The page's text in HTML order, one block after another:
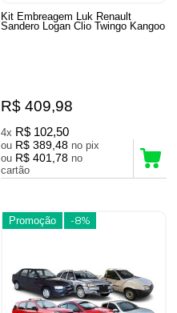
Kit Embreagem Luk Renault
Sandero Logan Clio Twingo Kangoo
R$ 409,98
4x R$ 102,50
ou R$ 389,48
no pix
ou R$ 401,78 no
cartão
Promoção -8%